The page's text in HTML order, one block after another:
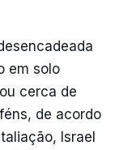
em solo
cerca de
de acordo
Israel